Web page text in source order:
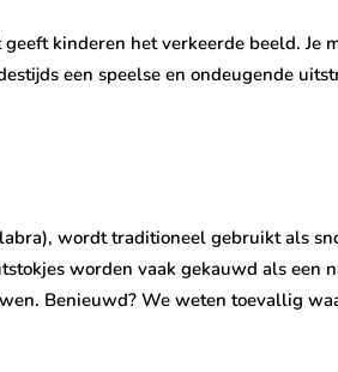
kinderen het verkeerde beeld.
een speelse en ondeugende
wordt traditioneel gebruikt als
worden vaak gekauwd als een
Benieuwd? We weten toevallig